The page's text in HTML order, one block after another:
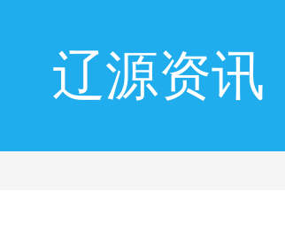
辽源资讯